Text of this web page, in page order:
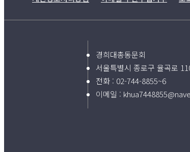
경희대총동문회
서울특별시 종로구 율곡로
전화 : 02-744-8855~6
이메일 :